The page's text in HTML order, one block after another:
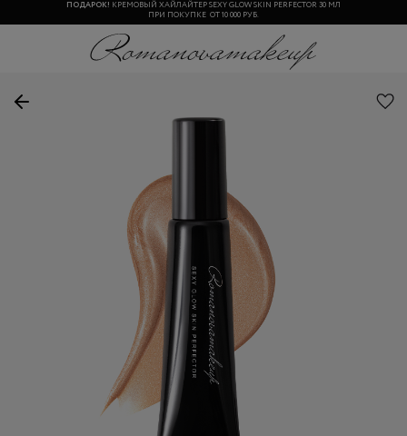
ПОДАРОК! КРЕМОВЫЙ ХАЙЛАЙТЕР SEXY GLOW SKIN PERFECTOR 30 МЛ
ПРИ ПОКУПКЕ ОТ 10 000 РУБ.